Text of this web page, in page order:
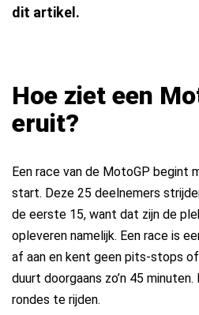
dit artikel.
Hoe ziet een
eruit?
Een race van de MotoGP begint
start. Deze 25 deelnemers
de eerste 15, want dat zijn de
opleveren namelijk. Een race is
af aan en kent geen pits-stops
duurt doorgaans zo’n 45
rondes te rijden.